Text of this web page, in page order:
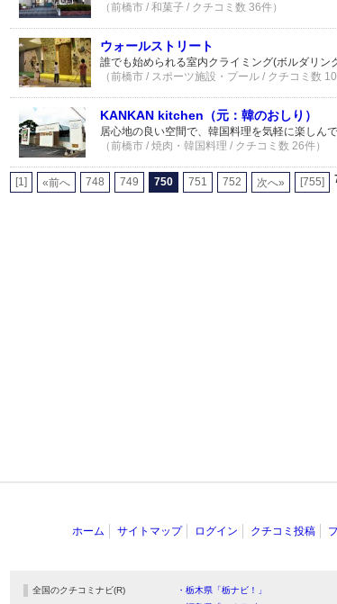
（前橋市 / 和菓子 / クチコミ数 36件）
ウォールストリート
誰でも始められる室内クライミング(ボルダリン
（前橋市 / スポーツ施設・プール / クチコミ数 10
KANKAN kitchen（元：韓のおしり）
居心地の良い空間で、韓国料理を気軽に楽しんで
（前橋市 / 焼肉・韓国料理 / クチコミ数 26件）
[1] «前へ 748 749 750 751 752 次へ» [755]
ホーム サイトマップ ログイン クチコミ投稿
全国のクチコミナビ(R) ・栃木県「栃ナビ！」